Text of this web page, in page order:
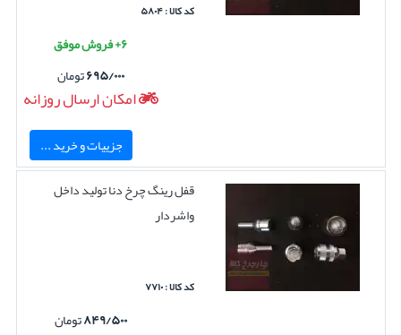
کد کالا : ۵۸۰۴
۶+ فروش موفق
۶۹۵/۰۰۰تومان
امکان ارسال روزانه
جزییات و خرید ...
قفل رینگ چرخ دنا تولید داخل
واشردار
کد کالا : ۷۷۱۰
۸۴۹/۵۰۰تومان